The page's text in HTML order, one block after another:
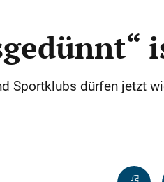
Sportklubs dürfen jetzt